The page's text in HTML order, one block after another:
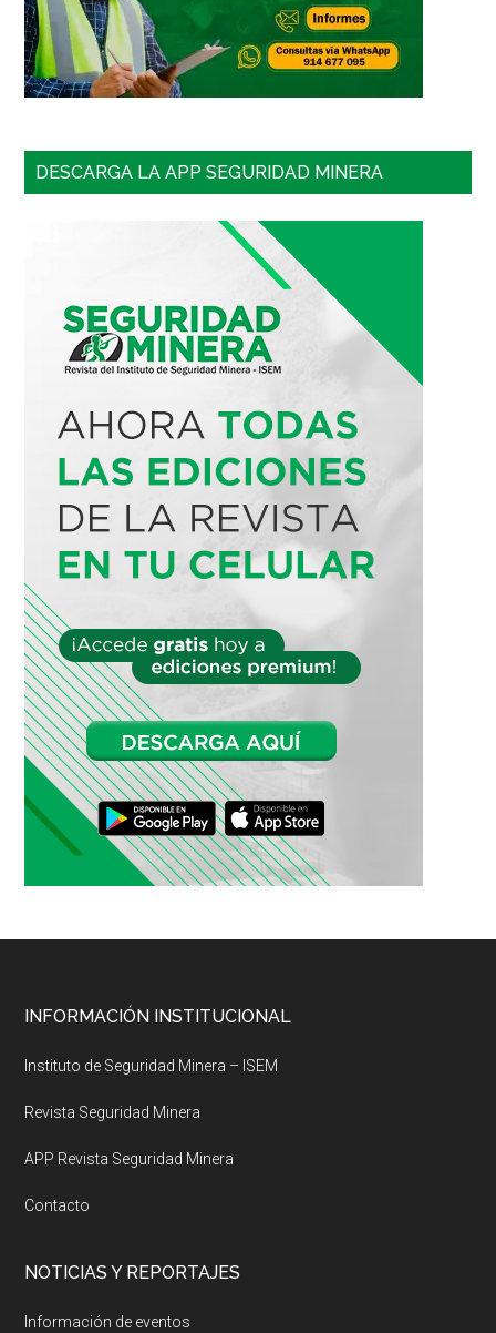
DESCARGA LA APP SEGURIDAD MINERA
Footer
INFORMACIÓN INSTITUCIONAL
Instituto de Seguridad Minera – ISEM
Revista Seguridad Minera
APP Revista Seguridad Minera
Contacto
NOTICIAS Y REPORTAJES
Información de eventos